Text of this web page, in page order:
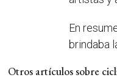
En
brindaba
Otros artículos sobre